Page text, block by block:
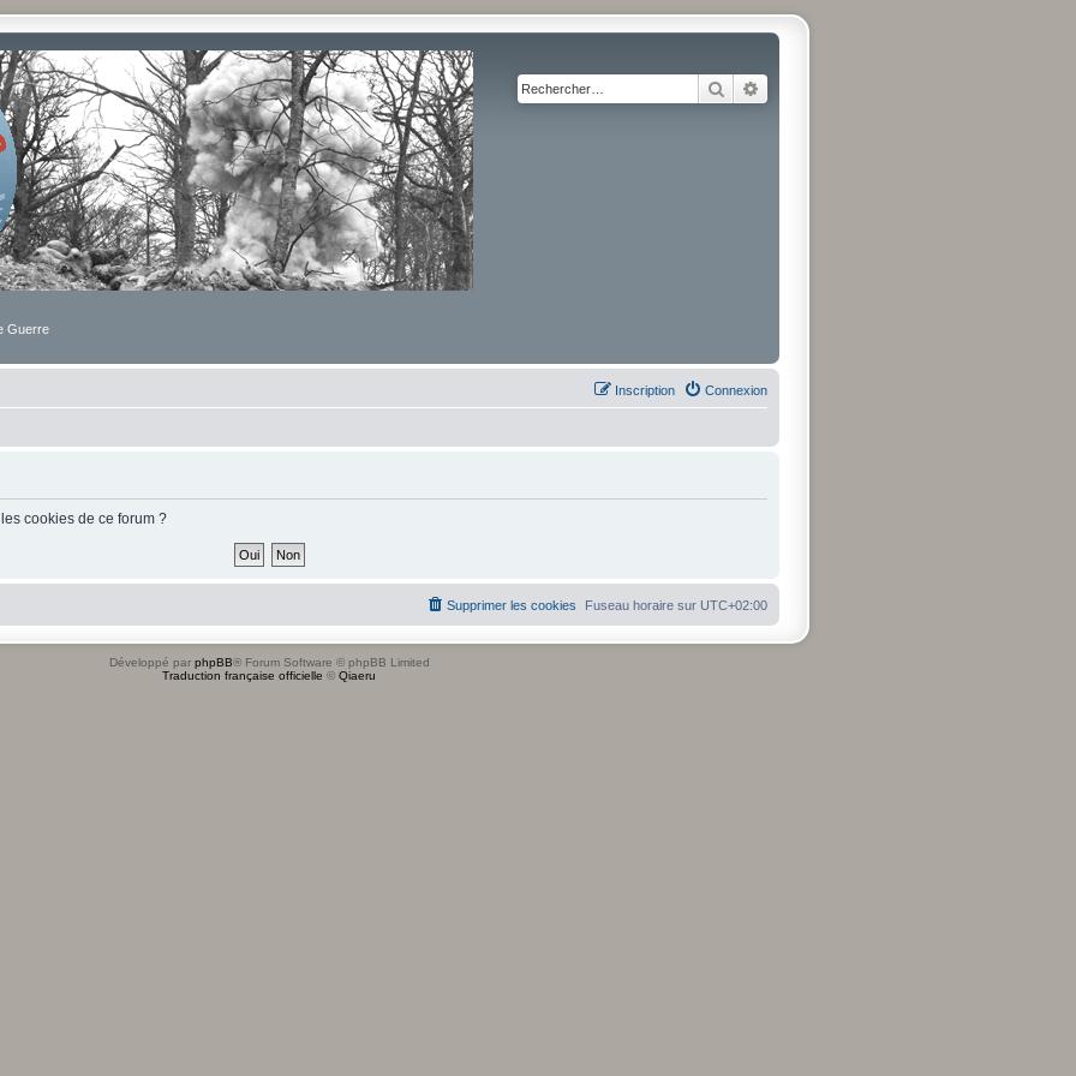
Guerre
Rechercher
Connexion
Inscription
cookies de ce forum ?
Fuseau horaire sur UTC+02:00
Supprimer les cookies
Développé par phpBB® Forum Software © phpBB Limited
Traduction française officielle © Qiaeru